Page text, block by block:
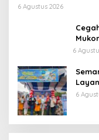
6 Agustus 2026
6
6